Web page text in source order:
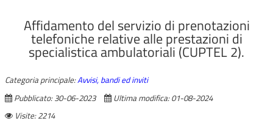
Affidamento del servizio di prenotazioni
telefoniche relative alle prestazioni di
specialistica ambulatoriali (CUPTEL 2).
Categoria principale:Avvisi, bandi ed inviti
Pubblicato: 30-06-2023
Ultima modifica: 01-08-2024
Visite: 2214